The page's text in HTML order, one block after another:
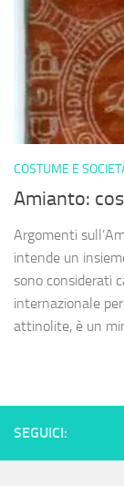
COSTUME E
Amianto:
Argomenti
intende un
sono considerati
internazionale
attinolite, è un
SEGUICI: